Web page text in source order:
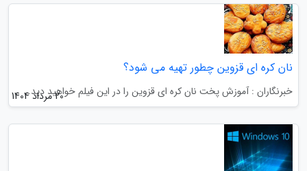
نان کره ای قزوین چطور تهیه می شود؟
خبرنگاران : آموزش پخت نان کره ای قزوین را در این فیلم خواهید دید.
20 مرداد 1404